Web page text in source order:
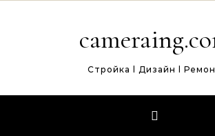
Стройка l Дизайн l